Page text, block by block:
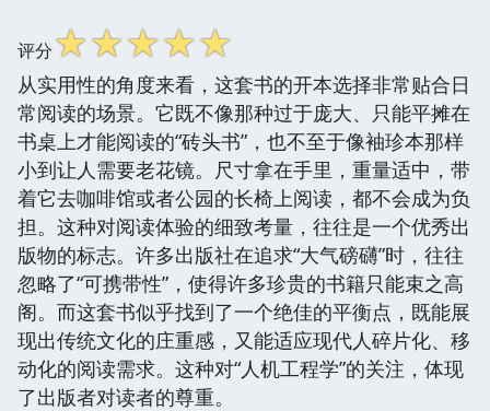
评分☆☆☆☆☆
从实用性的角度来看，这套书的开本选择非常贴合日
常阅读的场景。它既不像那种过于庞大、只能平摊在
书桌上才能阅读的“砖头书”，也不至于像袖珍本那样
小到让人需要老花镜。尺寸拿在手里，重量适中，带
着它去咖啡馆或者公园的长椅上阅读，都不会成为负
担。这种对阅读体验的细致考量，往往是一个优秀出
版物的标志。许多出版社在追求“大气磅礴”时，往往
忽略了“可携带性”，使得许多珍贵的书籍只能束之高
阁。而这套书似乎找到了一个绝佳的平衡点，既能展
现出传统文化的庄重感，又能适应现代人碎片化、移
动化的阅读需求。这种对“人机工程学”的关注，体现
了出版者对读者的尊重。